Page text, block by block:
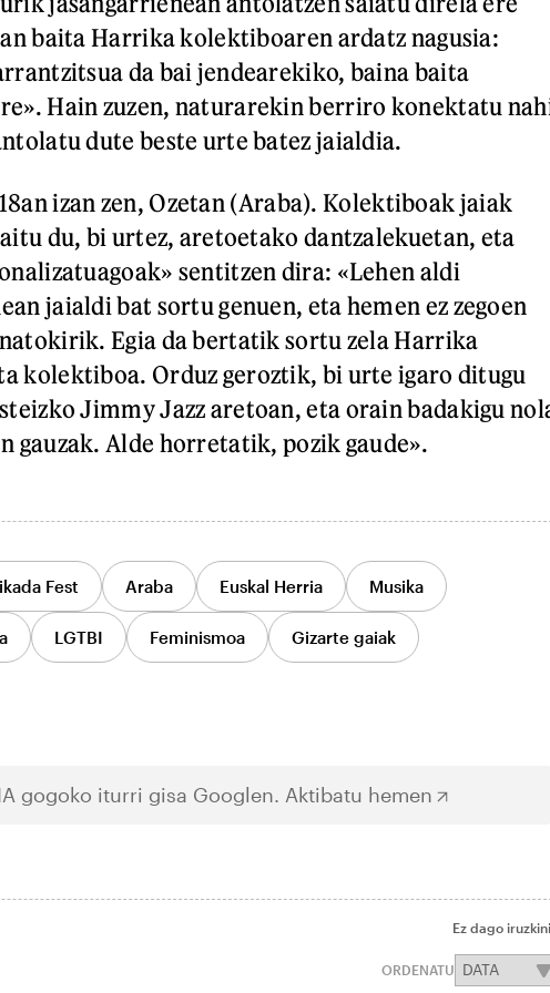
baita Harrika kolektiboaren ardatz nagusia:
da bai jendearekiko, baina baita
Hain zuzen, naturarekin berriro konektatu
dute beste urte batez jaialdia.
izan zen, Ozetan (Araba). Kolektiboak jaiak
du, bi urtez, aretoetako dantzalekuetan, eta
sentitzen dira: «Lehen aldi
jaialdi bat sortu genuen, eta hemen ez zegoen
Egia da bertatik sortu zela Harrika
kolektiboa. Orduz geroztik, bi urte igaro ditugu
Jimmy Jazz aretoan, eta orain badakigu
gauzak. Alde horretatik, pozik gaude».
Fest Araba Euskal Herria Musika
LGTBI Feminismoa Gizarte gaiak
gogoko iturri gisa Googlen. Aktibatu hemen
Ez dago
ORDENATU